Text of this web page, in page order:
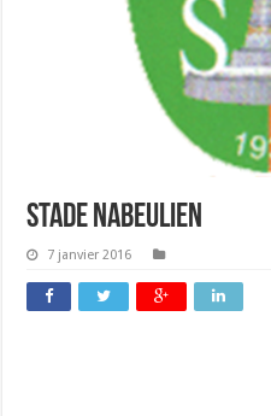
Stade Nabeulien
7 janvier 2016